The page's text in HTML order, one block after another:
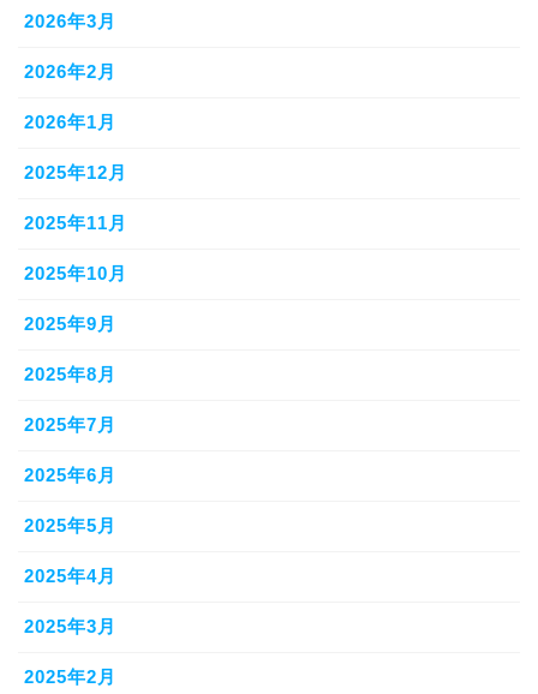
2026年3月
2026年2月
2026年1月
2025年12月
2025年11月
2025年10月
2025年9月
2025年8月
2025年7月
2025年6月
2025年5月
2025年4月
2025年3月
2025年2月